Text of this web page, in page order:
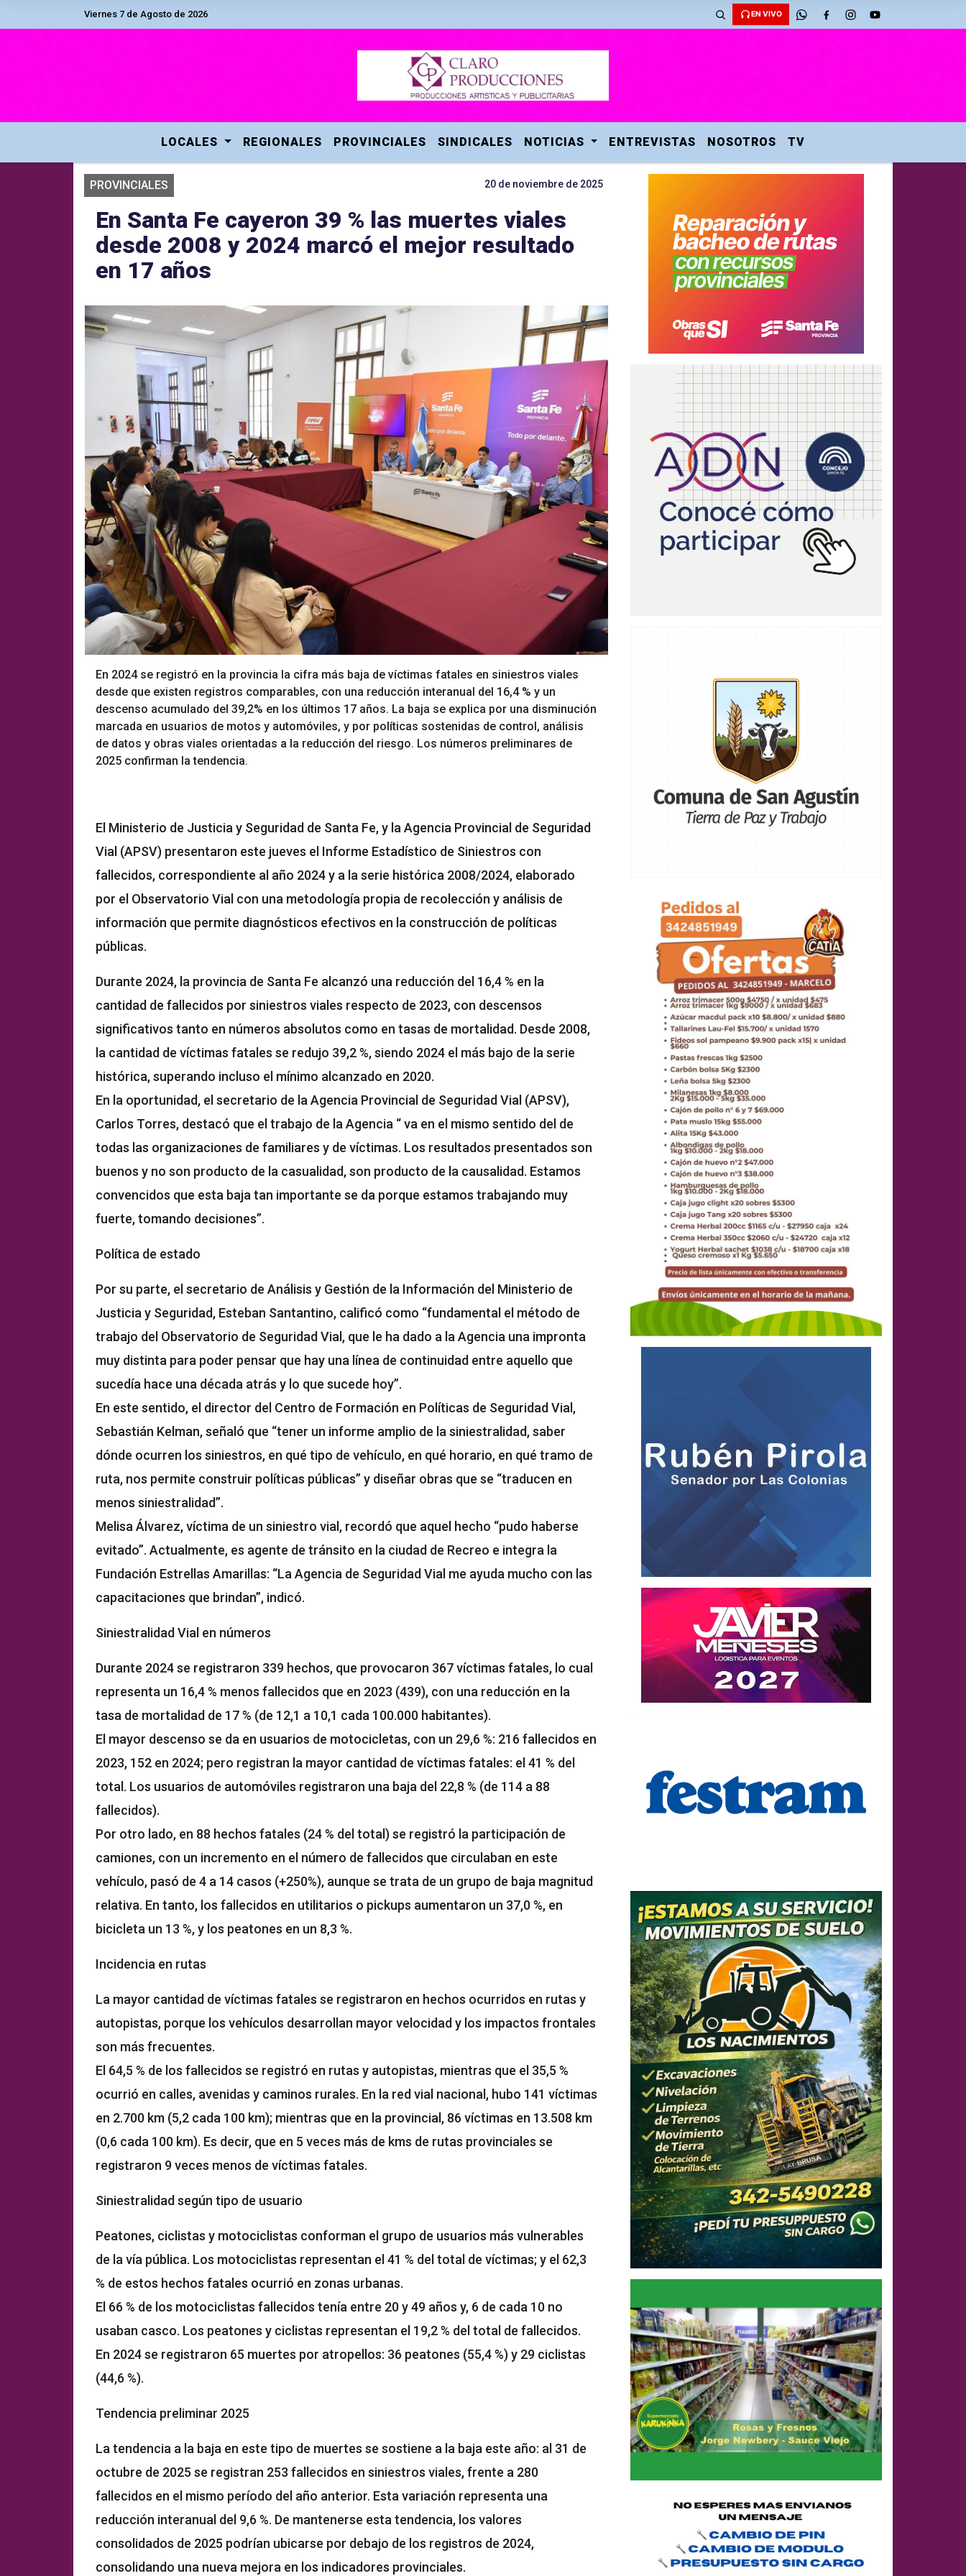
Viernes 7 de Agosto de 2026 EN VIVO
LOCALES REGIONALES PROVINCIALES SINDICALES NOTICIAS ENTREVISTAS NOSOTROS TV
PROVINCIALES 20 de noviembre de 2025
En Santa Fe cayeron 39 % las muertes viales
desde 2008 y 2024 marcó el mejor resultado
en 17 años
En 2024 se registró en la provincia la cifra más baja de víctimas fatales en siniestros viales
desde que existen registros comparables, con una reducción interanual del 16,4 % y un
descenso acumulado del 39,2% en los últimos 17 años. La baja se explica por una disminución
marcada en usuarios de motos y automóviles, y por políticas sostenidas de control, análisis
de datos y obras viales orientadas a la reducción del riesgo. Los números preliminares de
2025 confirman la tendencia.
El Ministerio de Justicia y Seguridad de Santa Fe, y la Agencia Provincial de Seguridad
Vial (APSV) presentaron este jueves el Informe Estadístico de Siniestros con
fallecidos, correspondiente al año 2024 y a la serie histórica 2008/2024, elaborado
por el Observatorio Vial con una metodología propia de recolección y análisis de
información que permite diagnósticos efectivos en la construcción de políticas
públicas.
Durante 2024, la provincia de Santa Fe alcanzó una reducción del 16,4 % en la
cantidad de fallecidos por siniestros viales respecto de 2023, con descensos
significativos tanto en números absolutos como en tasas de mortalidad. Desde 2008,
la cantidad de víctimas fatales se redujo 39,2 %, siendo 2024 el más bajo de la serie
histórica, superando incluso el mínimo alcanzado en 2020.
En la oportunidad, el secretario de la Agencia Provincial de Seguridad Vial (APSV),
Carlos Torres, destacó que el trabajo de la Agencia “ va en el mismo sentido del de
todas las organizaciones de familiares y de víctimas. Los resultados presentados son
buenos y no son producto de la casualidad, son producto de la causalidad. Estamos
convencidos que esta baja tan importante se da porque estamos trabajando muy
fuerte, tomando decisiones”.
Política de estado
Por su parte, el secretario de Análisis y Gestión de la Información del Ministerio de
Justicia y Seguridad, Esteban Santantino, calificó como “fundamental el método de
trabajo del Observatorio de Seguridad Vial, que le ha dado a la Agencia una impronta
muy distinta para poder pensar que hay una línea de continuidad entre aquello que
sucedía hace una década atrás y lo que sucede hoy”.
En este sentido, el director del Centro de Formación en Políticas de Seguridad Vial,
Sebastián Kelman, señaló que “tener un informe amplio de la siniestralidad, saber
dónde ocurren los siniestros, en qué tipo de vehículo, en qué horario, en qué tramo de
ruta, nos permite construir políticas públicas” y diseñar obras que se “traducen en
menos siniestralidad”.
Melisa Álvarez, víctima de un siniestro vial, recordó que aquel hecho “pudo haberse
evitado”. Actualmente, es agente de tránsito en la ciudad de Recreo e integra la
Fundación Estrellas Amarillas: “La Agencia de Seguridad Vial me ayuda mucho con las
capacitaciones que brindan”, indicó.
Siniestralidad Vial en números
Durante 2024 se registraron 339 hechos, que provocaron 367 víctimas fatales, lo cual
representa un 16,4 % menos fallecidos que en 2023 (439), con una reducción en la
tasa de mortalidad de 17 % (de 12,1 a 10,1 cada 100.000 habitantes).
El mayor descenso se da en usuarios de motocicletas, con un 29,6 %: 216 fallecidos en
2023, 152 en 2024; pero registran la mayor cantidad de víctimas fatales: el 41 % del
total. Los usuarios de automóviles registraron una baja del 22,8 % (de 114 a 88
fallecidos).
Por otro lado, en 88 hechos fatales (24 % del total) se registró la participación de
camiones, con un incremento en el número de fallecidos que circulaban en este
vehículo, pasó de 4 a 14 casos (+250%), aunque se trata de un grupo de baja magnitud
relativa. En tanto, los fallecidos en utilitarios o pickups aumentaron un 37,0 %, en
bicicleta un 13 %, y los peatones en un 8,3 %.
Incidencia en rutas
La mayor cantidad de víctimas fatales se registraron en hechos ocurridos en rutas y
autopistas, porque los vehículos desarrollan mayor velocidad y los impactos frontales
son más frecuentes.
El 64,5 % de los fallecidos se registró en rutas y autopistas, mientras que el 35,5 %
ocurrió en calles, avenidas y caminos rurales. En la red vial nacional, hubo 141 víctimas
en 2.700 km (5,2 cada 100 km); mientras que en la provincial, 86 víctimas en 13.508 km
(0,6 cada 100 km). Es decir, que en 5 veces más de kms de rutas provinciales se
registraron 9 veces menos de víctimas fatales.
Siniestralidad según tipo de usuario
Peatones, ciclistas y motociclistas conforman el grupo de usuarios más vulnerables
de la vía pública. Los motociclistas representan el 41 % del total de víctimas; y el 62,3
% de estos hechos fatales ocurrió en zonas urbanas.
El 66 % de los motociclistas fallecidos tenía entre 20 y 49 años y, 6 de cada 10 no
usaban casco. Los peatones y ciclistas representan el 19,2 % del total de fallecidos.
En 2024 se registraron 65 muertes por atropellos: 36 peatones (55,4 %) y 29 ciclistas
(44,6 %).
Tendencia preliminar 2025
La tendencia a la baja en este tipo de muertes se sostiene a la baja este año: al 31 de
octubre de 2025 se registran 253 fallecidos en siniestros viales, frente a 280
fallecidos en el mismo período del año anterior. Esta variación representa una
reducción interanual del 9,6 %. De mantenerse esta tendencia, los valores
consolidados de 2025 podrían ubicarse por debajo de los registros de 2024,
consolidando una nueva mejora en los indicadores provinciales.